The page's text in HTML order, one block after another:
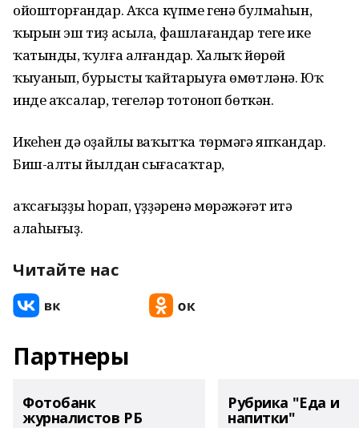
ойошторғандар. Аҡса күпме генә булмаһын,
ҡырын эш тиҙ асыла, фашлағандар теге ике
ҡатынды, ҡулға алғандар. Халыҡ йөрөй
ҡыуанып, бурысты ҡайтарыуға өмөтләнә. Юҡ
инде аҡсалар, тегеләр тотоноп бөткән.
Икеһен дә оҙайлы ваҡытҡа төрмәгә япҡандар.
Биш-алты йылдан сығасаҡтар,
аҡсағыҙҙы һорап, үҙҙәренә мөрәжәғәт итә
алаһығыҙ.
Читайте нас
Партнеры
Фотобанк
журналистов РБ
Рубрика "Еда и
напитки"